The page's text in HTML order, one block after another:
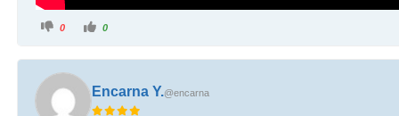
0 0
Encarna Y.@encarna